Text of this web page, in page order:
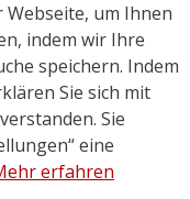
um Ihnen
indem wir Ihre
speichern. Indem
Sie sich mit
Sie
eine
erfahren